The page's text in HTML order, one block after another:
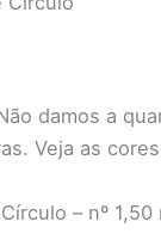
damos a
Veja as
– nº 1,50